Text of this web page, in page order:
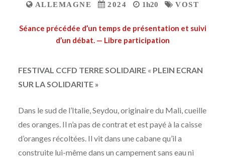
ALLEMAGNE 2024 1h20 VOST
Séance précédée d’un temps de présentation et suivi
d’un débat. — Libre participation
FESTIVAL CCFD TERRE SOLIDAIRE « PLEIN ECRAN
SUR LA SOLIDARITE »
Dans le sud de l’Italie, Seydou, originaire du Mali, cueille
des oranges. Il n’a pas de contrat et est payé à la caisse
d’oranges récoltées. Il vit dans une cabane qu’il a
construite lui-même dans un campement sans eau ni